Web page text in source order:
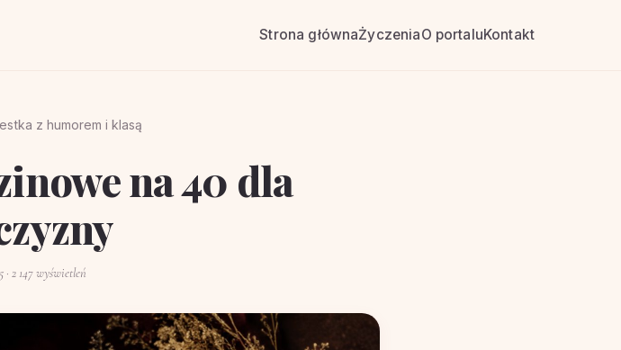
Strona głównaŻyczeniaO portaluKontakt
z humorem i klasą
na 40 dla
· 2 147 wyświetleń